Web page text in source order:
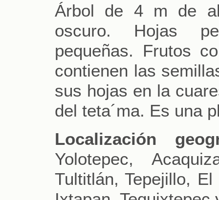
Árbol de 4 m de
oscuro. Hojas
pequeñas. Frutos
contienen las
sus hojas en la
del teta´ma. Es una
Localización
Yolotepec,
Tultitlán, Tepejillo,